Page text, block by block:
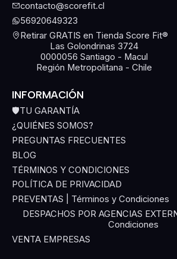
contacto@scorefit.cl
56920649323
Retirar GRATIS en Tienda Score Fit®
Las Golondrinas 3724
0000056 Santiago - Macul
Región Metropolitana - Chile
INFORMACIÓN
🛡️TU GARANTÍA
¿QUIÉNES SOMOS?
PREGUNTAS FRECUENTES
BLOG
TÉRMINOS Y CONDICIONES
POLÍTICA DE PRIVACIDAD
PREVENTAS | Términos y Condiciones
DESPACHOS POR AGENCIAS
Condiciones
VENTA EMPRESAS